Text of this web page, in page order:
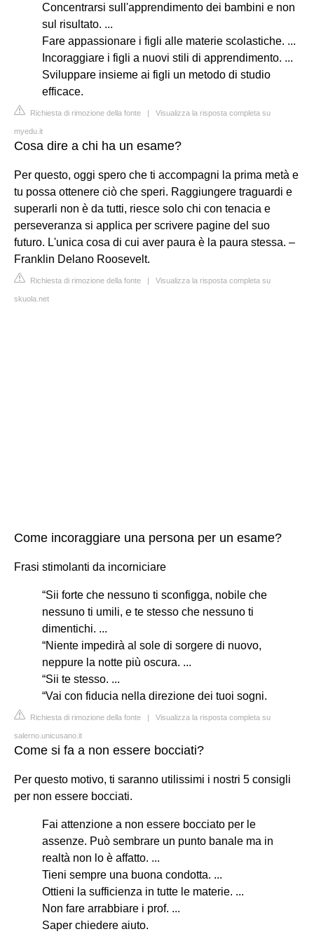
Concentrarsi sull'apprendimento dei bambini e non
sul risultato. ...
Fare appassionare i figli alle materie scolastiche. ...
Incoraggiare i figli a nuovi stili di apprendimento. ...
Sviluppare insieme ai figli un metodo di studio
efficace.
Richiesta di rimozione della fonte | Visualizza la risposta completa su
myedu.it
Cosa dire a chi ha un esame?
Per questo, oggi spero che ti accompagni la prima metà e
tu possa ottenere ciò che speri. Raggiungere traguardi e
superarli non è da tutti, riesce solo chi con tenacia e
perseveranza si applica per scrivere pagine del suo
futuro. L'unica cosa di cui aver paura è la paura stessa. –
Franklin Delano Roosevelt.
Richiesta di rimozione della fonte | Visualizza la risposta completa su
skuola.net
Come incoraggiare una persona per un esame?
Frasi stimolanti da incorniciare
“Sii forte che nessuno ti sconfigga, nobile che
nessuno ti umili, e te stesso che nessuno ti
dimentichi. ...
“Niente impedirà al sole di sorgere di nuovo,
neppure la notte più oscura. ...
“Sii te stesso. ...
“Vai con fiducia nella direzione dei tuoi sogni.
Richiesta di rimozione della fonte | Visualizza la risposta completa su
salerno.unicusano.it
Come si fa a non essere bocciati?
Per questo motivo, ti saranno utilissimi i nostri 5 consigli
per non essere bocciati.
Fai attenzione a non essere bocciato per le
assenze. Può sembrare un punto banale ma in
realtà non lo è affatto. ...
Tieni sempre una buona condotta. ...
Ottieni la sufficienza in tutte le materie. ...
Non fare arrabbiare i prof. ...
Saper chiedere aiuto.